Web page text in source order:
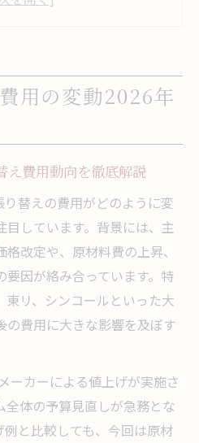
用の変動要因と今後の予
ス張り替えは要注意
ロス張り替えで注意すべき
時期に合わせた賢い対応
値上げとリフォームの関
スケジューリングの重要
認すべきクロス張り替え
用の変動2026年
え費用動向を徹底解説
替えの費用がどのように変
しています。背景には、主
改定や、原材料費の上昇、
因が絡み合っています。特
東リ、シンコールといった大
の費用に大きな影響を及ぼす
ーカーによる値上げが実施さ
体の予算見直しが急務とな
例と比較しても、今回は原材